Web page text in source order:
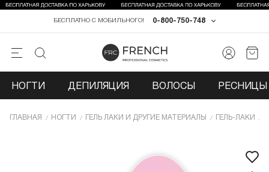
0-800-750-748
БЕСПЛАТНО С МОБИЛЬНОГО!
НОГТИ ДЕПИЛЯЦИЯ ВОЛОСЫ РЕСНИЦЫ
ГЛАВНАЯ НОГТИ ГЕЛЬ ЛАКИ И ДРУГИЕ МАТЕРИАЛЫ ГЕЛЬ-ЛАКИ